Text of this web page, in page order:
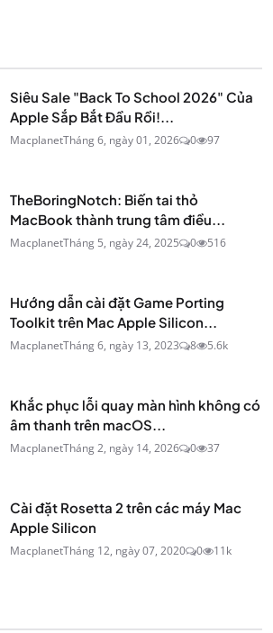
Siêu Sale "Back To School 2026" Của
Apple Sắp Bắt Đầu Rồi!...
MacplanetTháng 6, ngày 01, 2026 0 97
TheBoringNotch: Biến tai thỏ
MacBook thành trung tâm điều...
MacplanetTháng 5, ngày 24, 2025 0 516
Hướng dẫn cài đặt Game Porting
Toolkit trên Mac Apple Silicon...
MacplanetTháng 6, ngày 13, 2023 8 5.6k
Khắc phục lỗi quay màn hình không có
âm thanh trên macOS...
MacplanetTháng 2, ngày 14, 2026 0 37
Cài đặt Rosetta 2 trên các máy Mac
Apple Silicon
MacplanetTháng 12, ngày 07, 2020 0 11k